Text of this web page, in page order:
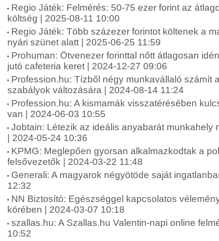
Regio Játék: Felmérés: 50-75 ezer forint az
költség | 2025-08-11 10:00
Regio Játék: Több százezer forintot költenek a
nyári szünet alatt | 2025-06-25 11:59
Prohuman: Ötvenezer forinttal nőtt átlagosan
jutó cafeteria keret | 2024-12-27 09:06
Profession.hu: Tízből négy munkavállaló számít
szabályok változására | 2024-08-14 11:24
Profession.hu: A kismamák visszatérésében
van | 2024-06-03 10:55
Jobtain: Létezik az ideális anyabarát munkahely
| 2024-05-24 10:36
KPMG: Meglepően gyorsan alkalmazkodtak a
felsővezetők | 2024-03-22 11:48
Generali: A magyarok négyötöde saját
12:32
NN Biztosító: Egészséggel kapcsolatos
körében | 2024-03-07 10:18
szallas.hu: A Szallas.hu Valentin-napi online
10:52